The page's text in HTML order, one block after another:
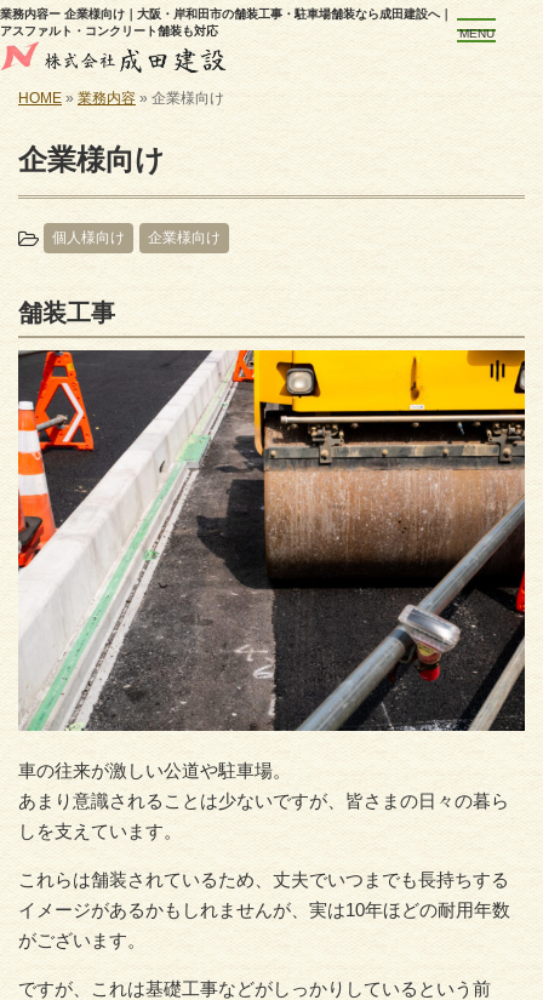
業務内容ー 企業様向け｜大阪・岸和田市の舗装工事・駐車場舗装なら成田建設へ｜
アスファルト・コンクリート舗装も対応
MENU
HOME » 業務内容 » 企業様向け
企業様向け
個人様向け 企業様向け
舗装工事
車の往来が激しい公道や駐車場。
あまり意識されることは少ないですが、皆さまの日々の暮ら
しを支えています。
これらは舗装されているため、丈夫でいつまでも長持ちする
イメージがあるかもしれませんが、実は10年ほどの耐用年数
がございます。
ですが、これは基礎工事などがしっかりしているという前